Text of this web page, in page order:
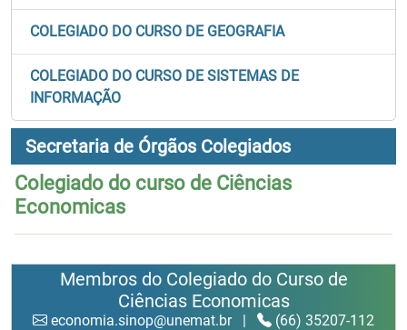
COLEGIADO DO CURSO DE GEOGRAFIA
COLEGIADO DO CURSO DE SISTEMAS DE
INFORMAÇÃO
Secretaria de Órgãos Colegiados
Colegiado do curso de Ciências
Economicas
Membros do Colegiado do Curso de
Ciências Economicas
economia.sinop@unemat.br | (66) 35207-112